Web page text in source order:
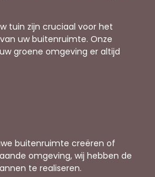
tuin zijn cruciaal voor het
uw buitenruimte. Onze
groene omgeving er altijd
buitenruimte creëren of
omgeving, wij hebben de
te realiseren.